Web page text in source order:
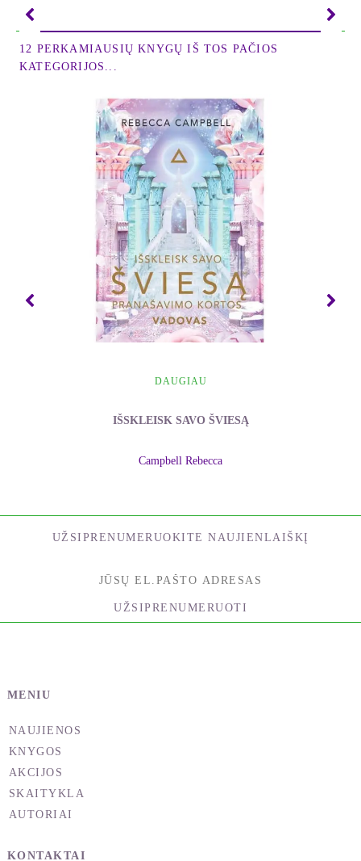
nuostabai, sugeba įveikti tokias ligas, kurias
vadinamoji mokslinė šiuolaikinė medicina dar tik
mokosi gydyti.
12 PERKAMIAUSIŲ KNYGŲ IŠ TOS PAČIOS
KATEGORIJOS...
DAUGIAU
IŠSKLEISK SAVO ŠVIESĄ
Campbell Rebecca
UŽSIPRENUMERUOKITE NAUJIENLAIŠKĮ
UŽSIPRENUMERUOTI
MENIU
NAUJIENOS
KNYGOS
AKCIJOS
SKAITYKLA
AUTORIAI
KONTAKTAI